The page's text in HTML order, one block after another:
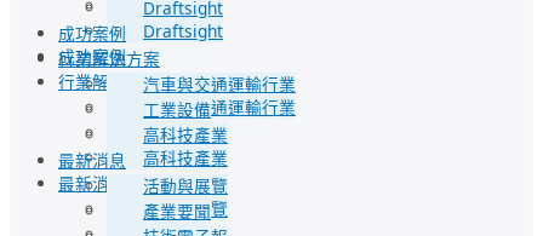
Helix
Draftsight
成功案例
行業解決方案
汽車與交通運輸行業
工業設備
高科技產業
最新消息
活動與展覽
Draftsight
成功案例
行業解決方案
汽車與交通運輸行業
工業設備
高科技產業
最新消息
活動與展覽
產業要聞